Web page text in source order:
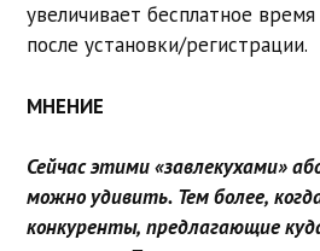
увеличивает бесплатное
после установки/регистрации.
МНЕНИЕ
Сейчас этими «завлекухами»
можно удивить. Тем более,
конкуренты, предлагающие